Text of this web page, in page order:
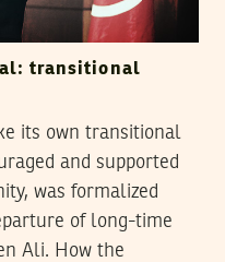
transitional
its own transitional
and supported
was formalized
of long-time
Ali. How the